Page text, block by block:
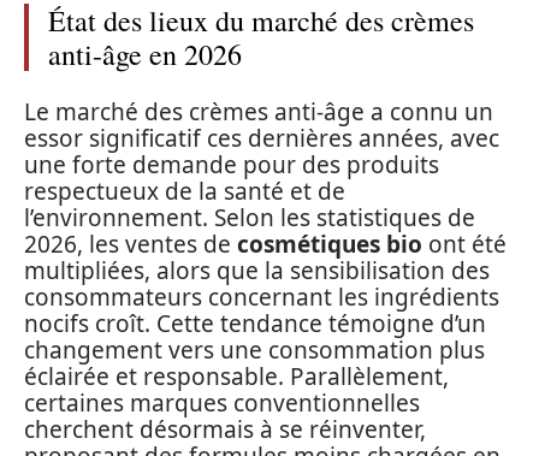
État des lieux du marché des crèmes
anti-âge en 2026
Le marché des crèmes anti-âge a connu un
essor significatif ces dernières années, avec
une forte demande pour des produits
respectueux de la santé et de
l’environnement. Selon les statistiques de
2026, les ventes de cosmétiques bio ont été
multipliées, alors que la sensibilisation des
consommateurs concernant les ingrédients
nocifs croît. Cette tendance témoigne d’un
changement vers une consommation plus
éclairée et responsable. Parallèlement,
certaines marques conventionnelles
cherchent désormais à se réinventer,